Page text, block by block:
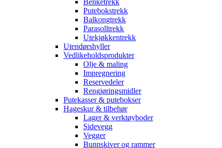
Benketrekk
Putebokstrekk
Balkongtrekk
Parasolltrekk
Utekjøkkentrekk
Utendørshyller
Vedlikeholdsprodukter
Olje & maling
Impregnering
Reservedeler
Rengjøringsmidler
Putekasser & putebokser
Hageskur & tilbehør
Lager & verktøyboder
Sidevegg
Vegger
Bunnskiver og rammer